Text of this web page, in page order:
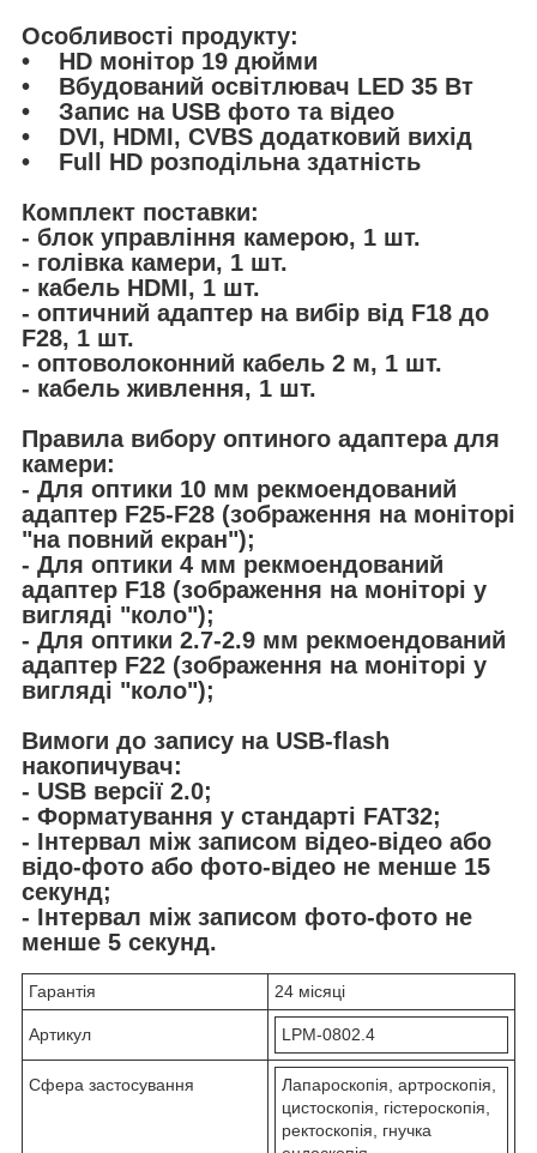
Особливості продукту:
• HD монітор 19 дюйми
• Вбудований освітлювач LED 35 Вт
• Запис на USB фото та відео
• DVI, HDMI, CVBS додатковий вихід
• Full HD розподільна здатність
Комплект поставки:
- блок управління камерою, 1 шт.
- голівка камери, 1 шт.
- кабель HDMI, 1 шт.
- оптичний адаптер на вибір від F18 до
F28, 1 шт.
- оптоволоконний кабель 2 м, 1 шт.
- кабель живлення, 1 шт.
Правила вибору оптиного адаптера для
камери:
- Для оптики 10 мм рекмоендований
адаптер F25-F28 (зображення на моніторі
"на повний екран");
- Для оптики 4 мм рекмоендований
адаптер F18 (зображення на моніторі у
вигляді "коло");
- Для оптики 2.7-2.9 мм рекмоендований
адаптер F22 (зображення на моніторі у
вигляді "коло");
Вимоги до запису на USB-flash
накопичувач:
- USB версії 2.0;
- Форматування у стандарті FAT32;
- Інтервал між записом відео-відео або
відо-фото або фото-відео не менше 15
секунд;
- Інтервал між записом фото-фото не
менше 5 секунд.
Гарантія 24 місяці
Артикул LPM-0802.4
Сфера застосування
Лапароскопія, артроскопія,
цистоскопія, гістероскопія,
ректоскопія, гнучка